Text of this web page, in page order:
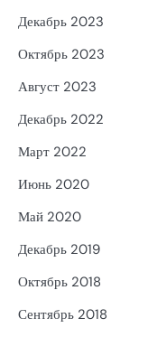
Декабрь 2023
Октябрь 2023
Август 2023
Декабрь 2022
Март 2022
Июнь 2020
Май 2020
Декабрь 2019
Октябрь 2018
Сентябрь 2018